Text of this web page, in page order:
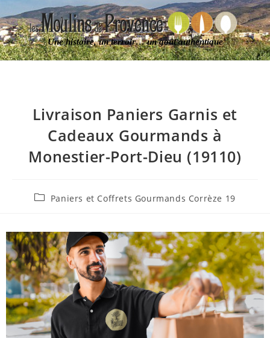
Une histoire, un terroir… un goût authentique
Livraison Paniers Garnis et
Cadeaux Gourmands à
Monestier-Port-Dieu (19110)
Paniers et Coffrets Gourmands Corrèze 19